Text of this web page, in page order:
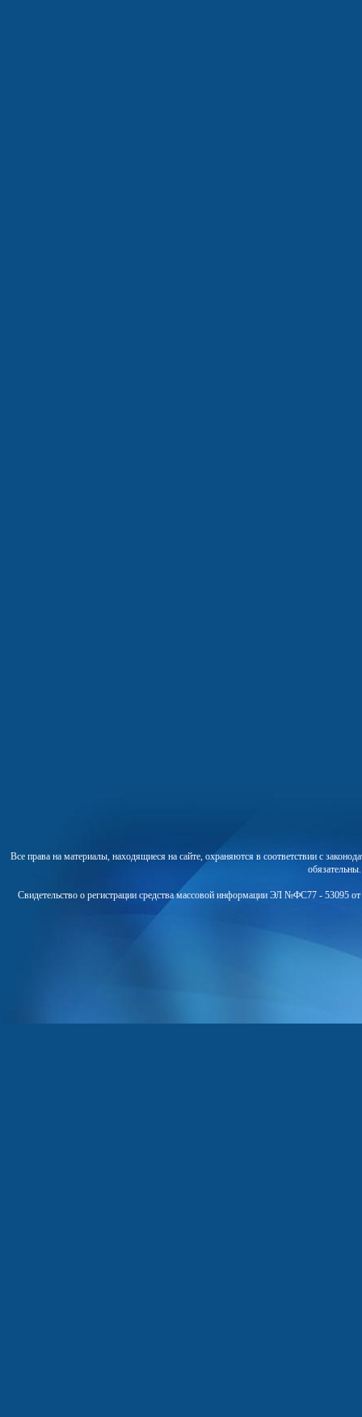
Все права на материалы, находящиеся на сайте, охраняются в соответствии с
Свидетельство о регистрации средства массовой информации ЭЛ №ФС77 - 53095